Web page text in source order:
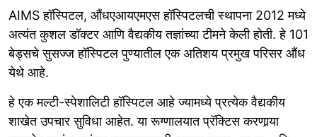
AIMS हॉस्पिटल, औंधएआयएमएस हॉस्पिटलची स्थापना 2012 मध्ये
अत्यंत कुशल डॉक्टर आणि वैद्यकीय तज्ञांच्या टीमने केली होती. हे 101
बेड्सचे सुसज्ज हॉस्पिटल पुण्यातील एक अतिशय प्रमुख परिसर औंध
येथे आहे.
हे एक मल्टी-स्पेशालिटी हॉस्पिटल आहे ज्यामध्ये प्रत्येक वैद्यकीय
शाखेत उपचार सुविधा आहेत. या रूग्णालयात प्रॅक्टिस करणार्‍या